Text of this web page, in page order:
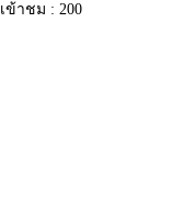
เข้าชม : 200